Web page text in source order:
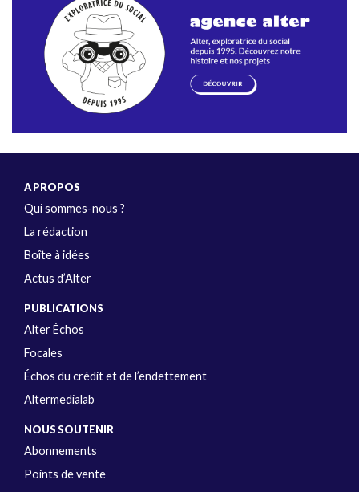
A PROPOS
Qui sommes-nous ?
La rédaction
Boîte à idées
Actus d’Alter
PUBLICATIONS
Alter Échos
Focales
Échos du crédit et de l’endettement
Altermedialab
NOUS SOUTENIR
Abonnements
Points de vente